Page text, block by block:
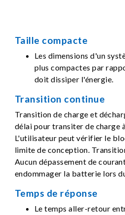
Taille compacte
Les dimensions d'un
plus compactes par
doit dissiper l'énergie.
Transition continue
Transition de charge et
délai pour transiter de charge
L'utilisateur peut vérifier le
limite de conception.
Aucun dépassement de
endommager la batterie lors
Temps de réponse
Le temps aller-retour